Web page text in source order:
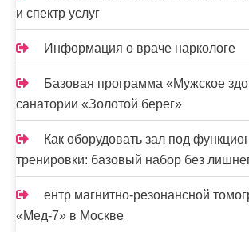
и спектр услуг
Информация о враче наркологе
Базовая программа «Мужское
санатории «Золотой берег»
Как оборудовать зал под
тренировки: базовый набор без
ентр магнитно-резонансной
«Мед-7» в Москве